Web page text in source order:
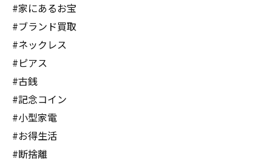
#家にあるお宝
#ブランド買取
#ネックレス
#ピアス
#古銭
#記念コイン
#小型家電
#お得生活
#断捨離